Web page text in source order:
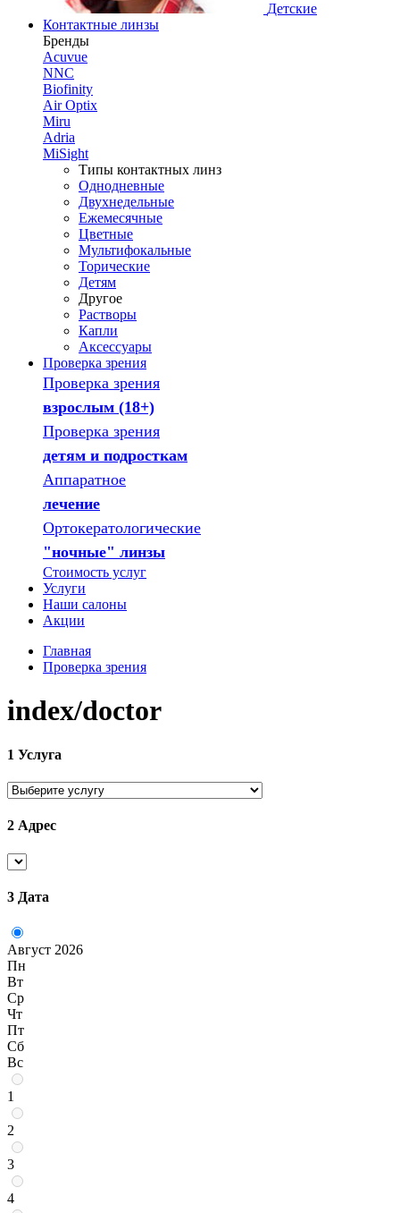
Детские
Контактные линзы
Бренды
Acuvue
NNC
Biofinity
Air Optix
Miru
Adria
MiSight
Типы контактных линз
Однодневные
Двухнедельные
Ежемесячные
Цветные
Мультифокальные
Торические
Детям
Другое
Растворы
Капли
Аксессуары
Проверка зрения
Проверка зрения
взрослым (18+)
Проверка зрения
детям и подросткам
Аппаратное
лечение
Ортокератологические
"ночные" линзы
Стоимость услуг
Услуги
Наши салоны
Акции
Главная
Проверка зрения
index/doctor
1 Услуга
2 Адрес
3 Дата
Август 2026
Пн
Вт
Ср
Чт
Пт
Сб
Вс
1
2
3
4